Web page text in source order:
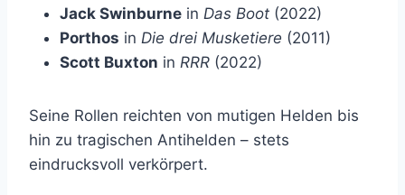
Jack Swinburne in Das Boot (2022)
Porthos in Die drei Musketiere (2011)
Scott Buxton in RRR (2022)
Seine Rollen reichten von mutigen Helden bis
hin zu tragischen Antihelden – stets
eindrucksvoll verkörpert.